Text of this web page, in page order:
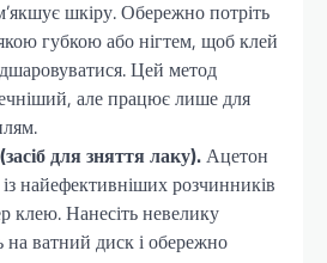
шкіру. Обережно потріть
губкою або нігтем, щоб клей
Цей метод
але працює лише для
для зняття лаку).Ацетон
найефективніших розчинників
клею. Нанесіть невелику
на ватний диск і обережно